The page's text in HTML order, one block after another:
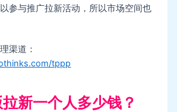
参与推广拉新活动，所以市场空间也
渠道：
tppp
新一个人多少钱？